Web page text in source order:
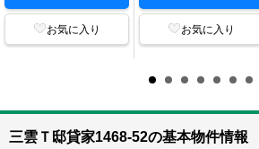
お気に入り お気に入り
三雲Ｔ邸貸家1468-52の基本物件情報